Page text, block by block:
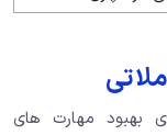
بهبود مهارت های